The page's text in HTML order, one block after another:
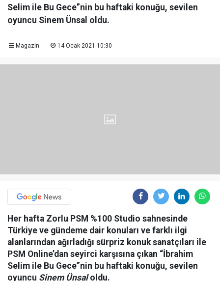
Selim ile Bu Gece”nin bu haftaki konuğu, sevilen
oyuncu Sinem Ünsal oldu.
Magazin 14 Ocak 2021 10:30
Her hafta Zorlu PSM %100 Studio sahnesinde
Türkiye ve gündeme dair konuları ve farklı ilgi
alanlarından ağırladığı sürpriz konuk sanatçıları ile
PSM Online’dan seyirci karşısına çıkan “İbrahim
Selim ile Bu Gece”nin bu haftaki konuğu, sevilen
oyuncu Sinem Ünsaloldu.